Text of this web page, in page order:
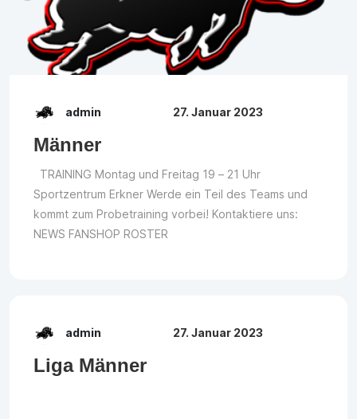
admin 27. Januar 2023
Männer
TRAINING Montag und Freitag 19 – 21 Uhr
Sportzentrum Erkner Werde ein Teil des Teams und
kommt zum Probetraining vorbei! Kontaktiere uns:
NEWS FANSHOP ROSTER
admin 27. Januar 2023
Liga Männer